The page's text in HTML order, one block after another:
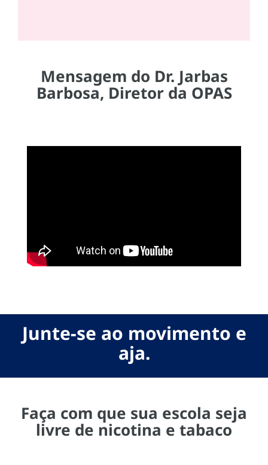
Mensagem do Dr. Jarbas
Barbosa, Diretor da OPAS
Junte-se ao movimento e
aja.
Faça com que sua escola seja
livre de nicotina e tabaco